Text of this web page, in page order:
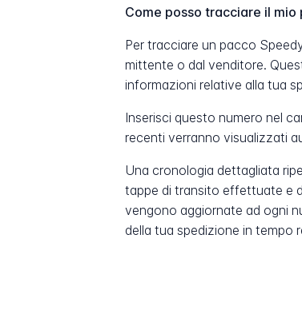
Come posso tracciare il mio
Per tracciare un pacco
mittente o dal venditore.
informazioni relative alla tua
Inserisci questo numero nel
recenti verranno visualizzati
Una cronologia dettagliata
tappe di transito effettuate e
vengono aggiornate ad ogni
della tua spedizione in tempo